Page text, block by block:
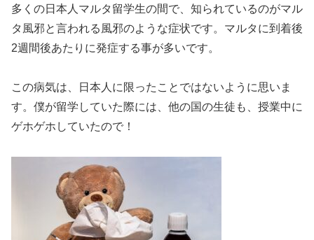
多くの日本人マルタ留学生の間で、知られているのがマル
タ風邪と言われる風邪のような症状です。マルタに到着後
2週間後あたりに発症する事が多いです。
この病気は、日本人に限ったことではないように思いま
す。僕が留学していた際には、他の国の生徒も、授業中に
ゲホゲホしていたので！